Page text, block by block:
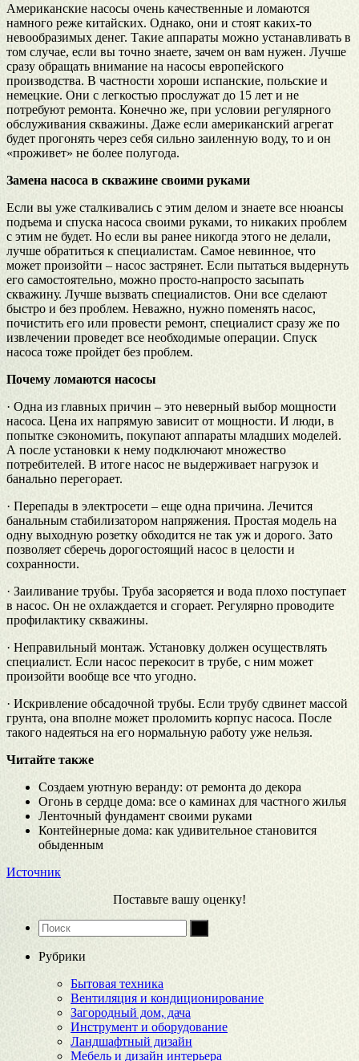
Американские насосы очень качественные и ломаются
намного реже китайских. Однако, они и стоят каких-то
невообразимых денег. Такие аппараты можно устанавливать в
том случае, если вы точно знаете, зачем он вам нужен. Лучше
сразу обращать внимание на насосы европейского
производства. В частности хороши испанские, польские и
немецкие. Они с легкостью прослужат до 15 лет и не
потребуют ремонта. Конечно же, при условии регулярного
обслуживания скважины. Даже если американский агрегат
будет прогонять через себя сильно заиленную воду, то и он
«проживет» не более полугода.
Замена насоса в скважине своими руками
Если вы уже сталкивались с этим делом и знаете все нюансы
подъема и спуска насоса своими руками, то никаких проблем
с этим не будет. Но если вы ранее никогда этого не делали,
лучше обратиться к специалистам. Самое невинное, что
может произойти – насос застрянет. Если пытаться выдернуть
его самостоятельно, можно просто-напросто засыпать
скважину. Лучше вызвать специалистов. Они все сделают
быстро и без проблем. Неважно, нужно поменять насос,
почистить его или провести ремонт, специалист сразу же по
извлечении проведет все необходимые операции. Спуск
насоса тоже пройдет без проблем.
Почему ломаются насосы
· Одна из главных причин – это неверный выбор мощности
насоса. Цена их напрямую зависит от мощности. И люди, в
попытке сэкономить, покупают аппараты младших моделей.
А после установки к нему подключают множество
потребителей. В итоге насос не выдерживает нагрузок и
банально перегорает.
· Перепады в электросети – еще одна причина. Лечится
банальным стабилизатором напряжения. Простая модель на
одну выходную розетку обходится не так уж и дорого. Зато
позволяет сберечь дорогостоящий насос в целости и
сохранности.
· Заиливание трубы. Труба засоряется и вода плохо поступает
в насос. Он не охлаждается и сгорает. Регулярно проводите
профилактику скважины.
· Неправильный монтаж. Установку должен осуществлять
специалист. Если насос перекосит в трубе, с ним может
произойти вообще все что угодно.
· Искривление обсадочной трубы. Если трубу сдвинет массой
грунта, она вполне может проломить корпус насоса. После
такого надеяться на его нормальную работу уже нельзя.
Читайте также
Создаем уютную веранду: от ремонта до декора
Огонь в сердце дома: все о каминах для частного жилья
Ленточный фундамент своими руками
Контейнерные дома: как удивительное становится
обыденным
Источник
Поставьте вашу оценку!
Рубрики
Бытовая техника
Вентиляция и кондиционирование
Загородный дом, дача
Инструмент и оборудование
Ландшафтный дизайн
Мебель и дизайн интерьера